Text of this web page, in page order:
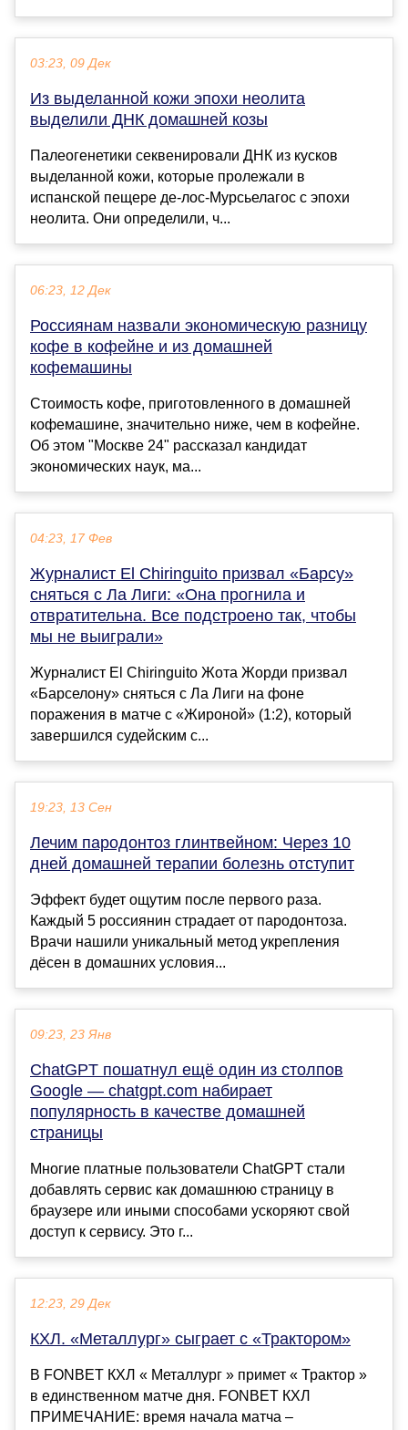
03:23, 09 Дек
Из выделанной кожи эпохи неолита
выделили ДНК домашней козы
Палеогенетики секвенировали ДНК из кусков
выделанной кожи, которые пролежали в
испанской пещере де-лос-Мурсьелагос с эпохи
неолита. Они определили, ч...
06:23, 12 Дек
Россиянам назвали экономическую разницу
кофе в кофейне и из домашней
кофемашины
Стоимость кофе, приготовленного в домашней
кофемашине, значительно ниже, чем в кофейне.
Об этом "Москве 24" рассказал кандидат
экономических наук, ма...
04:23, 17 Фев
Журналист El Chiringuito призвал «Барсу»
сняться с Ла Лиги: «Она прогнила и
отвратительна. Все подстроено так, чтобы
мы не выиграли»
Журналист El Chiringuito Жота Жорди призвал
«Барселону» сняться с Ла Лиги на фоне
поражения в матче с «Жироной» (1:2), который
завершился судейским с...
19:23, 13 Сен
Лечим пародонтоз глинтвейном: Через 10
дней домашней терапии болезнь отступит
Эффект будет ощутим после первого раза.
Каждый 5 россиянин страдает от пародонтоза.
Врачи нашили уникальный метод укрепления
дёсен в домашних условия...
09:23, 23 Янв
ChatGPT пошатнул ещё один из столпов
Google — chatgpt.com набирает
популярность в качестве домашней
страницы
Многие платные пользователи ChatGPT стали
добавлять сервис как домашнюю страницу в
браузере или иными способами ускоряют свой
доступ к сервису. Это г...
12:23, 29 Дек
КХЛ. «Металлург» сыграет с «Трактором»
В FONBET КХЛ « Металлург » примет « Трактор »
в единственном матче дня. FONBET КХЛ
ПРИМЕЧАНИЕ: время начала матча –